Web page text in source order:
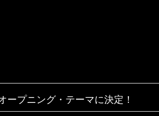
ープニング・テーマに決定！